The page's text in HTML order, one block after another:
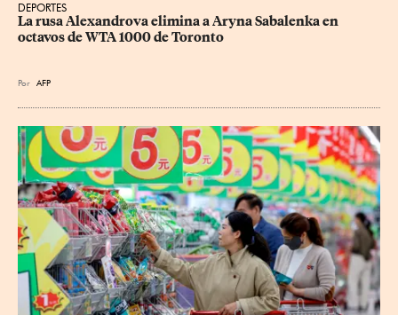
DEPORTES
La rusa Alexandrova elimina a Aryna Sabalenka en
octavos de WTA 1000 de Toronto
Por AFP